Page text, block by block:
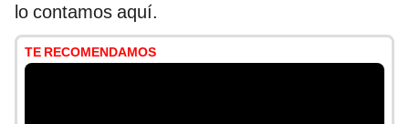
lo contamos aquí.
TE RECOMENDAMOS